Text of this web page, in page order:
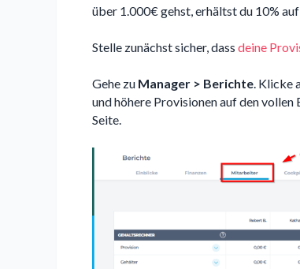
über 1.000€ gehst, erhältst du 10%
Stelle zunächst sicher, dass deine
Gehe zu Manager > Berichte. Klicke
und höhere Provisionen auf den
Seite.